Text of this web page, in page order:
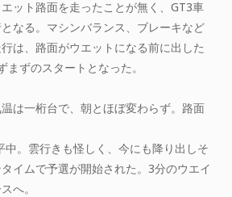
ット路面を走ったことが無く、GT3車
なる。マシンバランス、ブレーキなど
は、路面がウエットになる前に出した
まずのスタートとなった。
は一桁台で、朝とほぼ変わらず。路面
中。雲行きも怪しく、今にも降り出しそ
イムで予選が開始された。3分のウエイ
へ。